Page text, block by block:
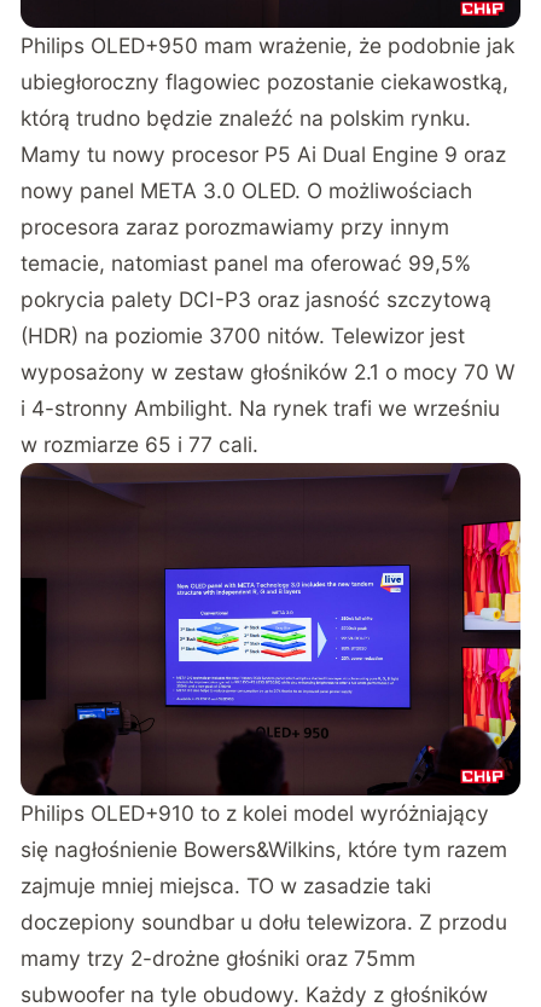
Philips OLED+950 mam wrażenie, że podobnie jak
ubiegłoroczny flagowiec pozostanie ciekawostką,
którą trudno będzie znaleźć na polskim rynku.
Mamy tu nowy procesor P5 Ai Dual Engine 9 oraz
nowy panel META 3.0 OLED. O możliwościach
procesora zaraz porozmawiamy przy innym
temacie, natomiast panel ma oferować 99,5%
pokrycia palety DCI-P3 oraz jasność szczytową
(HDR) na poziomie 3700 nitów. Telewizor jest
wyposażony w zestaw głośników 2.1 o mocy 70 W
i 4-stronny Ambilight. Na rynek trafi we wrześniu
w rozmiarze 65 i 77 cali.
Philips OLED+910 to z kolei model wyróżniający
się nagłośnienie Bowers&Wilkins, które tym razem
zajmuje mniej miejsca. TO w zasadzie taki
doczepiony soundbar u dołu telewizora. Z przodu
mamy trzy 2-drożne głośniki oraz 75mm
subwoofer na tyle obudowy. Każdy z głośników